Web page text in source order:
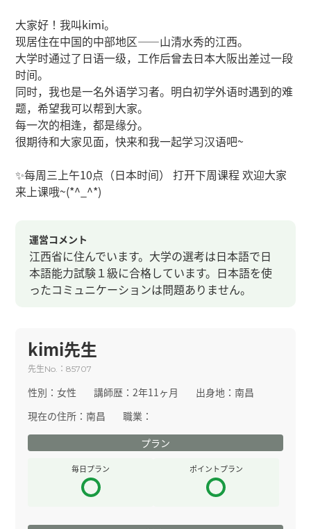
大家好！我叫kimi。
现居住在中国的中部地区——山清水秀的江西。
大学时通过了日语一级，工作后曾去日本大阪出差过一段
时间。
同时，我也是一名外语学习者。明白初学外语时遇到的难
题，希望我可以帮到大家。
每一次的相逢，都是缘分。
很期待和大家见面，快来和我一起学习汉语吧~
✨每周三上午10点（日本时间） 打开下周课程 欢迎大家
来上课哦~(*^_^*)
運営コメント
江西省に住んでいます。大学の選考は日本語で日
本語能力試験１級に合格しています。日本語を使
ったコミュニケーションは問題ありません。
kimi先生
先生No. ：85707
性別：女性 講師歴：2年11ヶ月 出身地： 南昌
現在の住所： 南昌
職業：
プラン
毎日プラン ポイントプラン